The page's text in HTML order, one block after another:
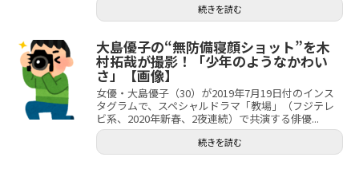
続きを読む
大島優子の“無防備寝顔ショット”を木
村拓哉が撮影！「少年のようなかわい
さ」【画像】
女優・大島優子（30）が2019年7月19日付のインス
タグラムで、スペシャルドラマ「教場」（フジテレ
ビ系、2020年新春、2夜連続）で共演する俳優...
続きを読む